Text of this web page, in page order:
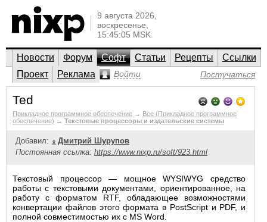
9 августа 2026,
воскресенье,
15:45:05 MSK
Новости Форум Софт Статьи Рецепты
Ссылки
Проект
Реклама Войти Постучаться
Ted
Прикладное программное обеспечение → Все (Прикладное программное
обеспечение) → Текстовые процессоры и издательские системы
Добавил:
Дмитрий Шурупов
Постоянная ссылка: https://www.nixp.ru/soft/923.html
Текстовый процессор — мощное WYSIWYG средство
работы с текстовыми документами, ориентированное, на
работу с форматом RTF, обладающее возможностями
конвертации файлов этого формата в PostScript и PDF, и
полной совместимостью их с MS Word.